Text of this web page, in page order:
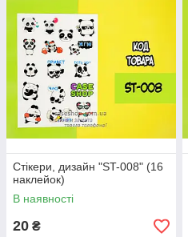
Стікери, дизайн "ST-008" (16
наклейок)
В наявності
20 ₴